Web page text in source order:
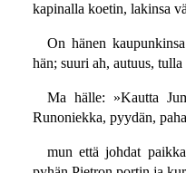
kapinalla koetin, lakinsa
On hänen
hän; suuri ah, autuus,
Ma hälle: »Kautta
Runoniekka, pyydän,
mun että johdat